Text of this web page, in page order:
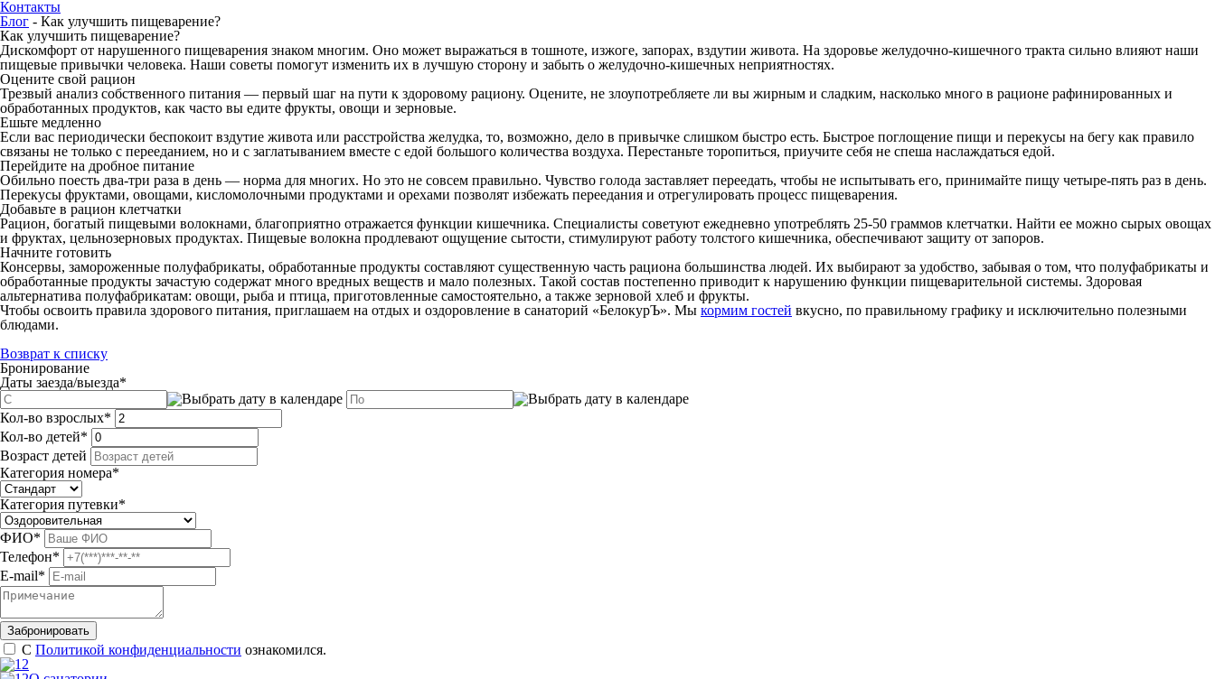
Контакты
Блог - Как улучшить пищеварение?
Как улучшить пищеварение?
Дискомфорт от нарушенного пищеварения знаком многим. Оно может выражаться в тошноте, изжоге, запорах, вздутии живота. На здоровье желудочно-кишечного тракта сильно влияют наши
пищевые привычки человека. Наши советы помогут изменить их в лучшую сторону и забыть о желудочно-кишечных неприятностях.
Оцените свой рацион
Трезвый анализ собственного питания — первый шаг на пути к здоровому рациону. Оцените, не злоупотребляете ли вы жирным и сладким, насколько много в рационе рафинированных и
обработанных продуктов, как часто вы едите фрукты, овощи и зерновые.
Ешьте медленно
Если вас периодически беспокоит вздутие живота или расстройства желудка, то, возможно, дело в привычке слишком быстро есть. Быстрое поглощение пищи и перекусы на бегу как правило
связаны не только с перееданием, но и с заглатыванием вместе с едой большого количества воздуха. Перестаньте торопиться, приучите себя не спеша наслаждаться едой.
Перейдите на дробное питание
Обильно поесть два-три раза в день — норма для многих. Но это не совсем правильно. Чувство голода заставляет переедать, чтобы не испытывать его, принимайте пищу четыре-пять раз в день.
Перекусы фруктами, овощами, кисломолочными продуктами и орехами позволят избежать переедания и отрегулировать процесс пищеварения.
Добавьте в рацион клетчатки
Рацион, богатый пищевыми волокнами, благоприятно отражается функции кишечника. Специалисты советуют ежедневно употреблять 25-50 граммов клетчатки. Найти ее можно сырых овощах
и фруктах, цельнозерновых продуктах. Пищевые волокна продлевают ощущение сытости, стимулируют работу толстого кишечника, обеспечивают защиту от запоров.
Начните готовить
Консервы, замороженные полуфабрикаты, обработанные продукты составляют существенную часть рациона большинства людей. Их выбирают за удобство, забывая о том, что полуфабрикаты и
обработанные продукты зачастую содержат много вредных веществ и мало полезных. Такой состав постепенно приводит к нарушению функции пищеварительной системы. Здоровая
альтернатива полуфабрикатам: овощи, рыба и птица, приготовленные самостоятельно, а также зерновой хлеб и фрукты.
Чтобы освоить правила здорового питания, приглашаем на отдых и оздоровление в санаторий «БелокурЪ». Мы кормим гостей вкусно, по правильному графику и исключительно полезными
блюдами.
Возврат к списку
Бронирование
Даты заезда/выезда*
Кол-во взрослых*
Кол-во детей*
Возраст детей
Категория номера*
Категория путевки*
ФИО*
Телефон*
E-mail*
С Политикой конфиденциальности ознакомился.